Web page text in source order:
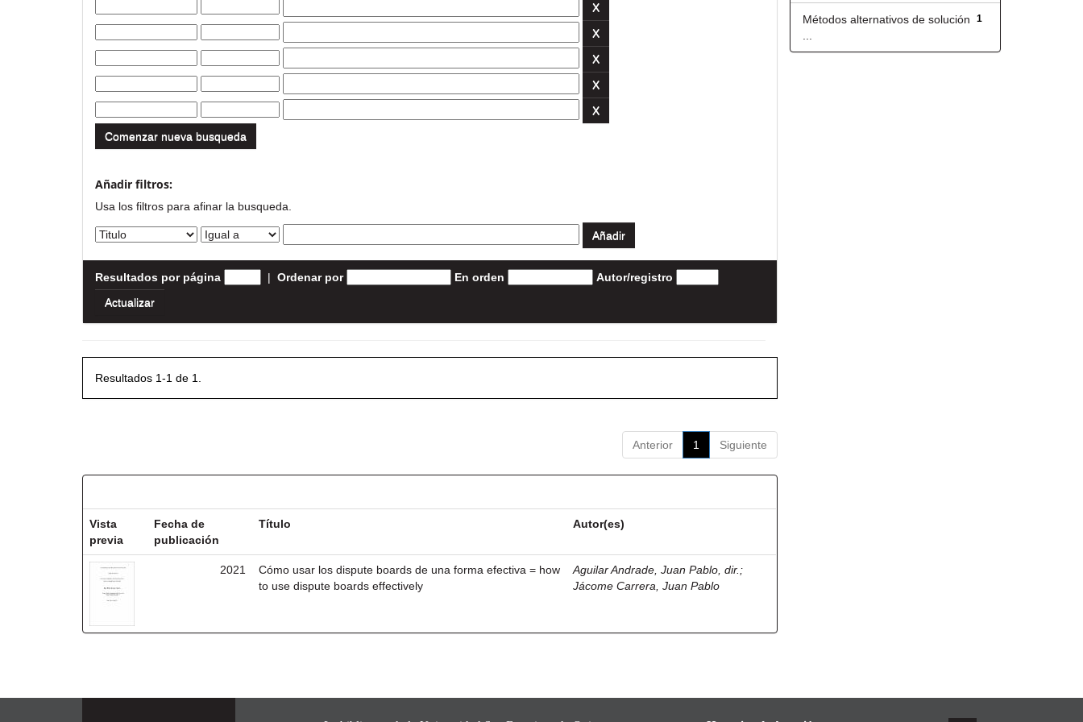
Comenzar nueva busqueda
Añadir filtros:
Usa los filtros para afinar la busqueda.
Resultados por página | Ordenar por En orden Autor/registro
Resultados 1-1 de 1.
Anterior 1 Siguiente
Vista
previa
Fecha de
publicación
Título Autor(es)
2021
Cómo usar los dispute boards de una forma efectiva = how
to use dispute boards effectively
Aguilar Andrade, Juan Pablo, dir. ;
Jácome Carrera, Juan Pablo
1
Métodos alternativos de solución